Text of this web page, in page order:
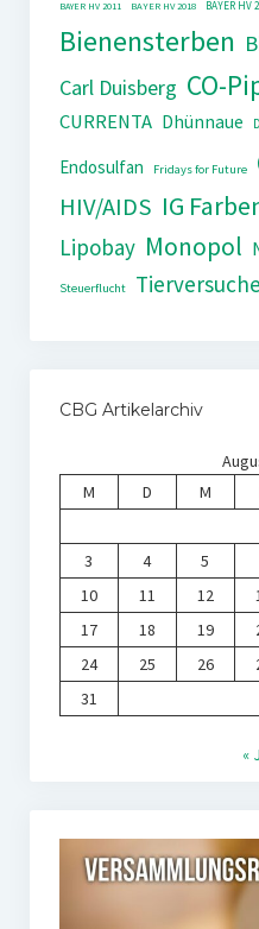
BAYER HV 2011 BAYER HV 2018 BAYER HV
Bienensterben
Carl Duisberg CO-
CURRENTA Dhünnaue
Endosulfan
Fridays for Future
HIV/AIDS IG
Lipobay Monopol
Steuerflucht Tierversuche
CBG Artikelarchiv
M
D M
3
4 5
10
11 12
17
18 19
24
25 26
31
«